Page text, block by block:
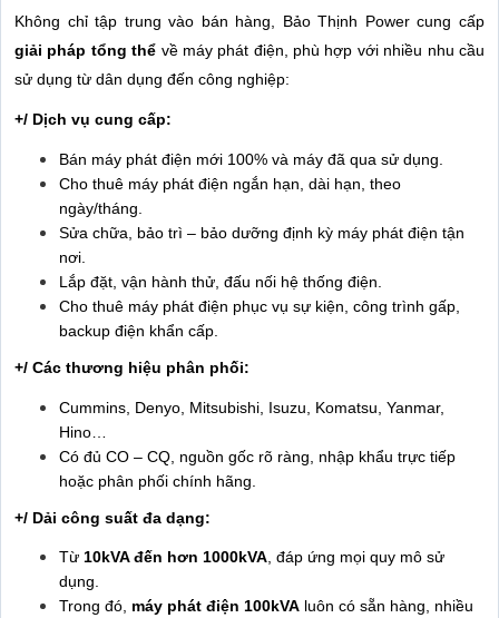
Không chỉ tập trung vào bán hàng, Bảo Thịnh Power cung cấp
giải pháp tổng thể về máy phát điện, phù hợp với nhiều nhu cầu
sử dụng từ dân dụng đến công nghiệp:
+/ Dịch vụ cung cấp:
Bán máy phát điện mới 100% và máy đã qua sử dụng.
Cho thuê máy phát điện ngắn hạn, dài hạn, theo
ngày/tháng.
Sửa chữa, bảo trì – bảo dưỡng định kỳ máy phát điện tận
nơi.
Lắp đặt, vận hành thử, đấu nối hệ thống điện.
Cho thuê máy phát điện phục vụ sự kiện, công trình gấp,
backup điện khẩn cấp.
+/ Các thương hiệu phân phối:
Cummins, Denyo, Mitsubishi, Isuzu, Komatsu, Yanmar,
Hino…
Có đủ CO – CQ, nguồn gốc rõ ràng, nhập khẩu trực tiếp
hoặc phân phối chính hãng.
+/ Dải công suất đa dạng:
Từ 10kVA đến hơn 1000kVA, đáp ứng mọi quy mô sử
dụng.
Trong đó, máy phát điện 100kVA luôn có sẵn hàng, nhiều